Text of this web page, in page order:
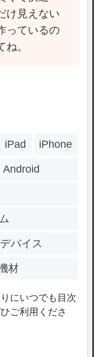
け見えない
っているの
。
iPad iPhone
Android
バイス
材
にいつでも目次
ご利用くださ